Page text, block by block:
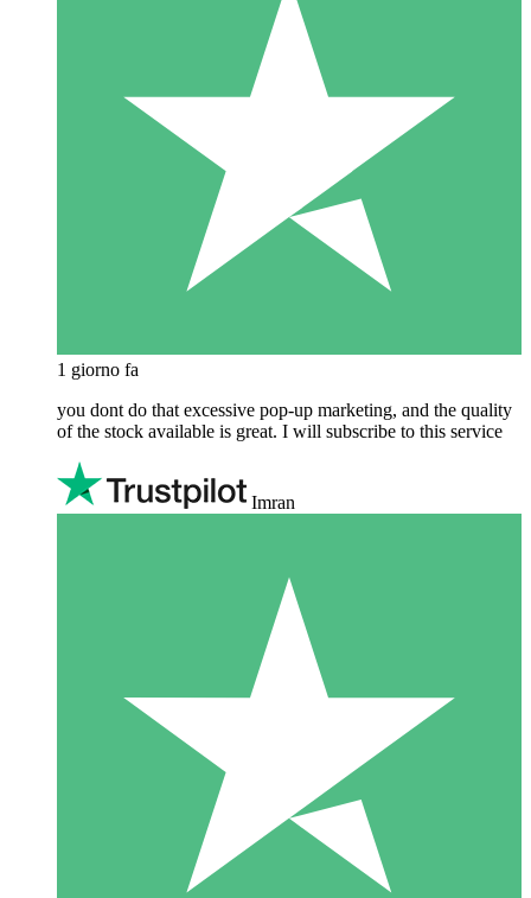
1 giorno fa
you dont do that excessive pop-up marketing, and the quality
of the stock available is great. I will subscribe to this service
Imran